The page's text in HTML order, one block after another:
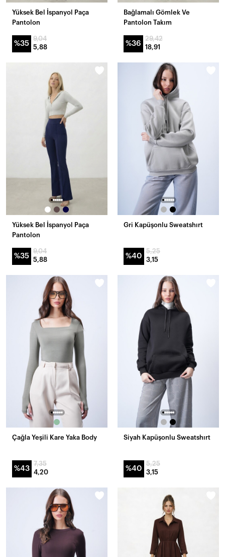
Yüksek Bel İspanyol Paça
Pantolon
%35
9,04
5,88
Bağlamalı Gömlek Ve
Pantolon Takım
%36
29,42
18,91
Yüksek Bel İspanyol Paça
Pantolon
%35
9,04
5,88
Gri Kapüşonlu Sweatshırt
%40
5,25
3,15
Çağla Yeşili Kare Yaka Body
%43
7,35
4,20
Siyah Kapüşonlu Sweatshırt
%40
5,25
3,15